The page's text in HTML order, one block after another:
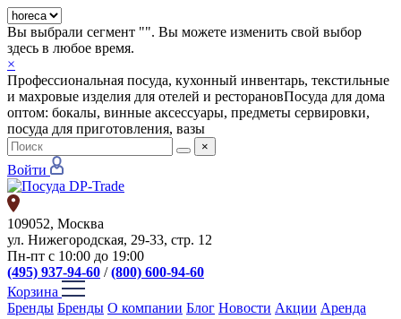
Вы выбрали сегмент "". Вы можете изменить свой выбор
здесь в любое время.
×
Профессиональная посуда, кухонный инвентарь, текстильные
и махровые изделия для отелей и ресторановПосуда для дома
оптом: бокалы, винные аксессуары, предметы сервировки,
посуда для приготовления, вазы
×
Войти
109052, Москва
ул. Нижегородская, 29-33, стр. 12
Пн-пт с 10:00 до 19:00
(495) 937-94-60 /(800) 600-94-60
Корзина
Бренды Бренды О компании Блог Новости Акции Аренда